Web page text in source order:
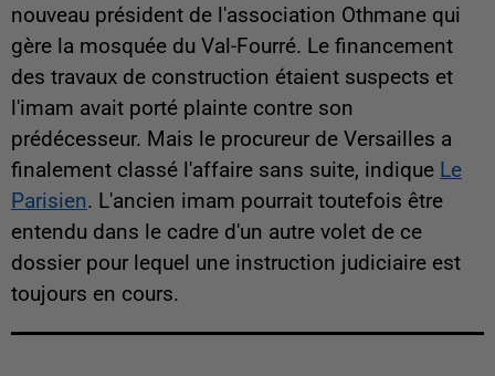
nouveau président de l'association Othmane qui
gère la mosquée du Val-Fourré. Le financement
des travaux de construction étaient suspects et
l'imam avait porté plainte contre son
prédécesseur. Mais le procureur de Versailles a
finalement classé l'affaire sans suite, indique Le
Parisien. L'ancien imam pourrait toutefois être
entendu dans le cadre d'un autre volet de ce
dossier pour lequel une instruction judiciaire est
toujours en cours.